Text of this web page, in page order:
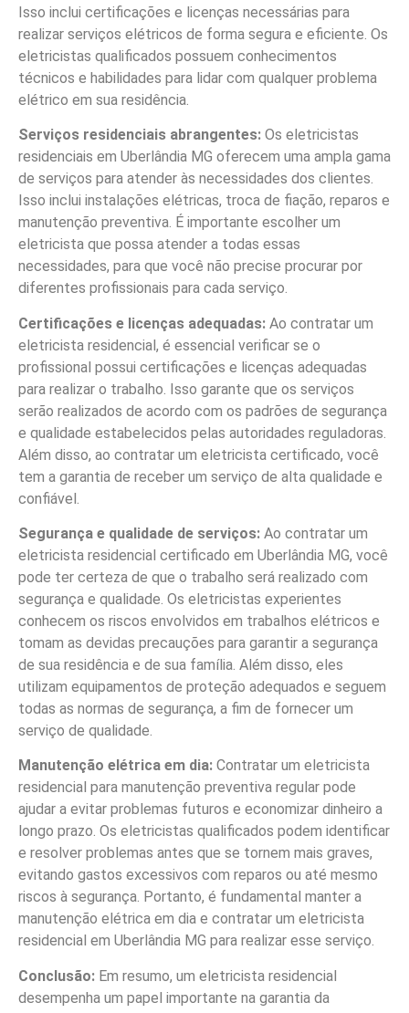
Isso inclui certificações e licenças necessárias para
realizar serviços elétricos de forma segura e eficiente. Os
eletricistas qualificados possuem conhecimentos
técnicos e habilidades para lidar com qualquer problema
elétrico em sua residência.
Serviços residenciais abrangentes: Os eletricistas
residenciais em Uberlândia MG oferecem uma ampla gama
de serviços para atender às necessidades dos clientes.
Isso inclui instalações elétricas, troca de fiação, reparos e
manutenção preventiva. É importante escolher um
eletricista que possa atender a todas essas
necessidades, para que você não precise procurar por
diferentes profissionais para cada serviço.
Certificações e licenças adequadas: Ao contratar um
eletricista residencial, é essencial verificar se o
profissional possui certificações e licenças adequadas
para realizar o trabalho. Isso garante que os serviços
serão realizados de acordo com os padrões de segurança
e qualidade estabelecidos pelas autoridades reguladoras.
Além disso, ao contratar um eletricista certificado, você
tem a garantia de receber um serviço de alta qualidade e
confiável.
Segurança e qualidade de serviços: Ao contratar um
eletricista residencial certificado em Uberlândia MG, você
pode ter certeza de que o trabalho será realizado com
segurança e qualidade. Os eletricistas experientes
conhecem os riscos envolvidos em trabalhos elétricos e
tomam as devidas precauções para garantir a segurança
de sua residência e de sua família. Além disso, eles
utilizam equipamentos de proteção adequados e seguem
todas as normas de segurança, a fim de fornecer um
serviço de qualidade.
Manutenção elétrica em dia: Contratar um eletricista
residencial para manutenção preventiva regular pode
ajudar a evitar problemas futuros e economizar dinheiro a
longo prazo. Os eletricistas qualificados podem identificar
e resolver problemas antes que se tornem mais graves,
evitando gastos excessivos com reparos ou até mesmo
riscos à segurança. Portanto, é fundamental manter a
manutenção elétrica em dia e contratar um eletricista
residencial em Uberlândia MG para realizar esse serviço.
Conclusão: Em resumo, um eletricista residencial
desempenha um papel importante na garantia da